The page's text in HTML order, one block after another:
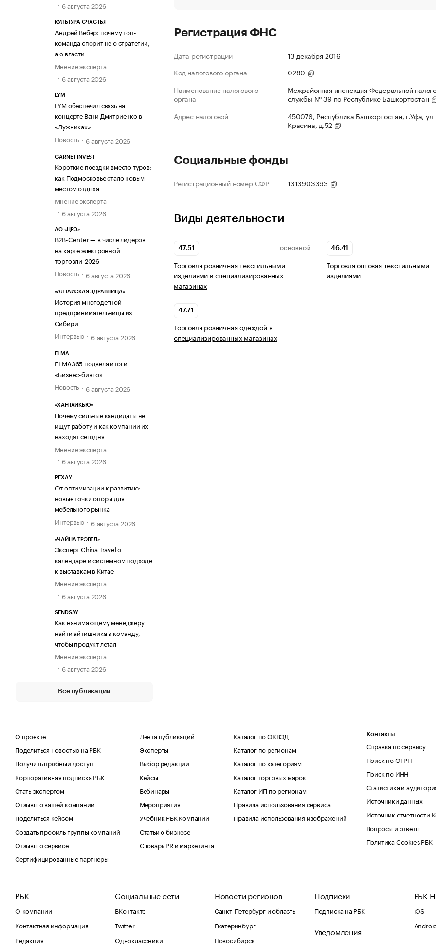
6 августа 2026
КУЛЬТУРА СЧАСТЬЯ
Андрей Вебер: почему топ-
команда спорит не о стратегии,
а о власти
Мнение эксперта
6 августа 2026
LYM
LYM обеспечил связь на
концерте Вани Дмитриенко в
«Лужниках»
Новость
6 августа 2026
GARNET INVEST
Короткие поездки вместо туров:
как Подмосковье стало новым
местом отдыха
Мнение эксперта
6 августа 2026
АО «ЦРЭ»
B2B-Center — в числе лидеров
на карте электронной
торговли-2026
Новость
6 августа 2026
«АЛТАЙСКАЯ ЗДРАВНИЦА»
История многодетной
предпринимательницы из
Сибири
Интервью
6 августа 2026
ELMA
ELMA365 подвела итоги
«Бизнес-бинго»
Новость
6 августа 2026
«ХАНТАЙКЬЮ»
Почему сильные кандидаты не
ищут работу и как компании их
находят сегодня
Мнение эксперта
6 августа 2026
РЕХАУ
От оптимизации к развитию:
новые точки опоры для
мебельного рынка
Интервью
6 августа 2026
«ЧАЙНА ТРЭВЕЛ»
Эксперт China Travel о
календаре и системном подходе
к выставкам в Китае
Мнение эксперта
6 августа 2026
SENDSAY
Как нанимающему менеджеру
найти айтишника в команду,
чтобы продукт летал
Мнение эксперта
6 августа 2026
Все публикации
Регистрация ФНС
Дата регистрации
13 декабря 2016
Код налогового органа
0280
Наименование налогового
органа
Межрайонная инспекция Федеральной
службы № 39 по Республике Башкортостан
Адрес налоговой
450076, Республика Башкортостан, г.Уфа, ул
Красина, д.52
Социальные фонды
Регистрационный номер СФР 1313903393
Виды деятельности
47.51 ОСНОВНОЙ
Торговля розничная текстильными
изделиями в специализированных
магазинах
46.41
Торговля оптовая текстильными
изделиями
47.71
Торговля розничная одеждой в
специализированных магазинах
О проекте
Поделиться новостью на РБК
Получить пробный доступ
Корпоративная подписка РБК
Стать экспертом
Отзывы о вашей компании
Поделиться кейсом
Создать профиль группы компаний
Отзывы о сервисе
Сертифицированные партнеры
Лента публикаций
Эксперты
Выбор редакции
Кейсы
Вебинары
Мероприятия
Учебник РБК Компании
Статьи о бизнесе
Словарь PR и маркетинга
Каталог по ОКВЭД
Каталог по регионам
Каталог по категориям
Каталог торговых марок
Каталог ИП по регионам
Правила использования сервиса
Правила использования изображений
Контакты
Справка по сервису
Поиск по ОГРН
Поиск по ИНН
Статистика и
Источники данных
Источник отчетности
Вопросы и ответы
Политика Cookies РБК
РБК
О компании
Контактная информация
Редакция
Социальные сети
ВКонтакте
Twitter
Одноклассники
Новости регионов
Санкт-Петербург и область
Екатеринбург
Новосибирск
Подписки
Подписка на РБК
Уведомления
РБК
iOS